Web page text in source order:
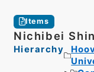
Items
Nichibei
Hierarchy